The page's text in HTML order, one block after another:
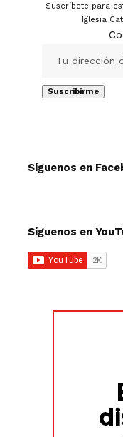
Suscríbete para
Iglesia
Síguenos en
Síguenos en